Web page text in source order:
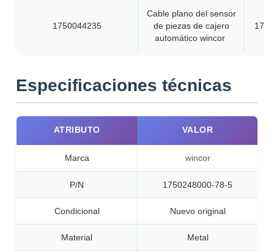
1750044235
Cable plano del sensor
de piezas de cajero
automático wincor
Especificaciones técnicas
ATRIBUTO VALOR
Marca wincor
P/N 1750248000-78-5
Condicional Nuevo original
Material Metal